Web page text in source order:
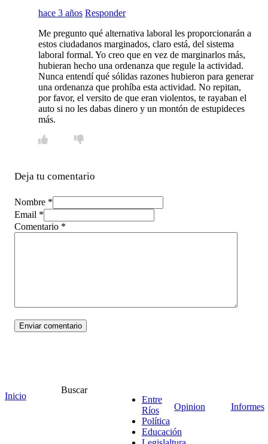
hace 3 años Responder
Me pregunto qué alternativa laboral les proporcionarán a
estos ciudadanos marginados, claro está, del sistema
laboral formal. Yo creo que en vez de marginarlos más,
hubieran hecho una ordenanza que regule la actividad.
Nunca entendí qué sólidas razones hubieron para generar
una ordenanza que prohíba esta actividad. No repitan,
por favor, el versito de que eran violentos, te rayaban el
auto si no les dabas dinero y un montón de estupideces
más.
Deja tu comentario
Nombre *
Email *
Comentario *
Inicio
Buscar
Entre
Ríos
Política
Educación
Opinion Informes
¡Ponete en contacto!